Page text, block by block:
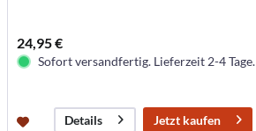
24,95 €
Sofort versandfertig. Lieferzeit 2-4 Tage.
Details Jetzt kaufen